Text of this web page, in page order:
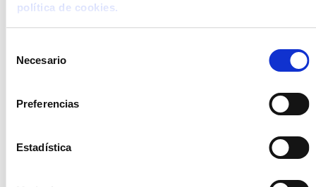
política de cookies.
Necesario
Preferencias
Estadística
contaminación. La primera promoción que nos
viene a la mente, sin duda, esSkyline,compuesta
necesario y más: piscina panorámica en la planta
amplias terrazas, …
nuevo, implica buscar un plan de vida. Un lugar